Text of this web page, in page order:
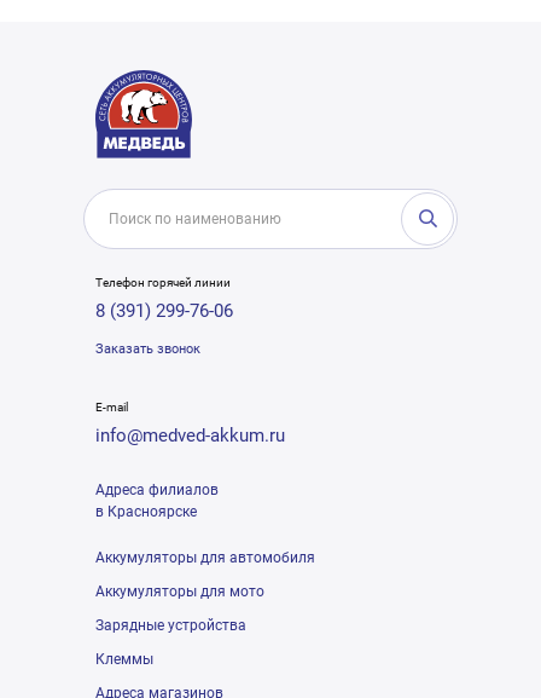
Телефон горячей линии
8 (391) 299-76-06
Заказать звонок
E-mail
info@medved-akkum.ru
Адреса филиалов
в Красноярске
Аккумуляторы для автомобиля
Аккумуляторы для мото
Зарядные устройства
Клеммы
Адреса магазинов